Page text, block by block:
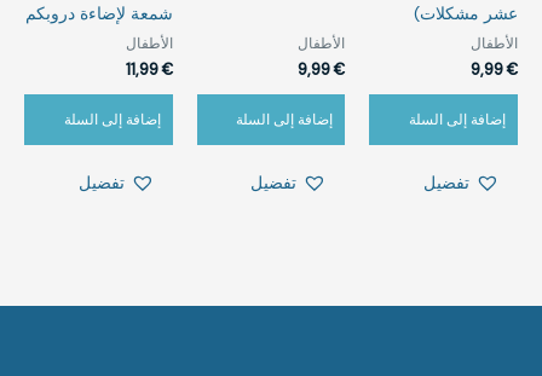
عشر مشكلات)
الأطفال
9,99€
إضافة إلى السلة
تفضيل
الأطفال
9,99€
إضافة إلى السلة
تفضيل
شمعة لإضاءة دروبكم
الأطفال
11,99€
إضافة إلى السلة
تفضيل